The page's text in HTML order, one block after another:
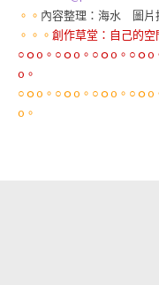
。。 內容整理：海水 圖片
。。。 創作草堂：自己的
○ｏo。○ｏo。○ｏo。○ｏ
o。
○ｏo。○ｏo。○ｏo。○ｏ
o。